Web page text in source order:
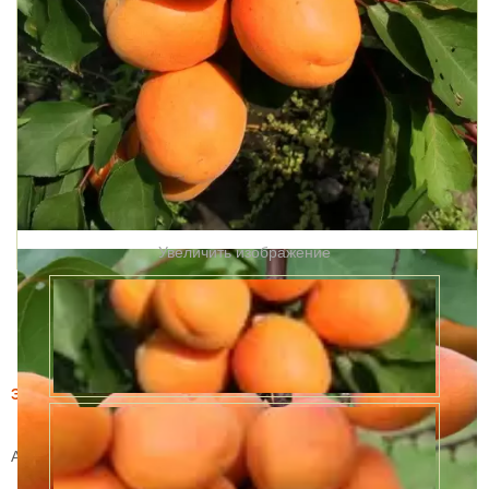
Увеличить изображение
Этот товар купили 4 раз за месяц
Абрикос Харгранд
Артикул: 56871